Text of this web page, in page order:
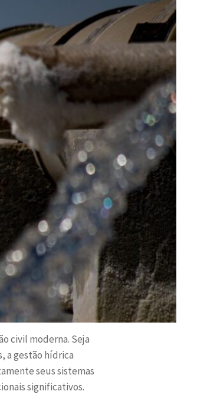
civil moderna. Seja
a gestão hídrica
seus sistemas
significativos.